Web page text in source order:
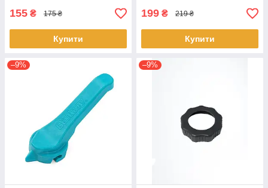
155 ₴ 175 ₴
Купити
199 ₴ 219 ₴
Купити
–9% –9%